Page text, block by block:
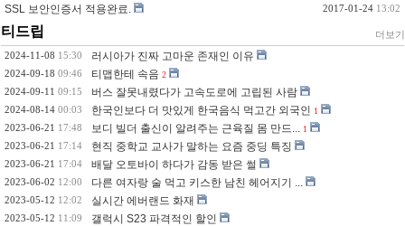
SSL 보안인증서 적용완료. 2017-01-24 13:02
티드립
2024-11-08 15:30 러시아가 진짜 고마운 존재인 이유
2024-09-18 09:46 티맵한테 속음 2
2024-09-11 09:15 버스 잘못내렸다가 고속도로에 고립된 사람
2024-08-14 00:03 한국인보다 더 맛있게 한국음식 먹고간 외국인 1
2023-06-21 17:48 보디 빌더 출신이 알려주는 근육질 몸 만드... 1
2023-06-21 17:14 현직 중학교 교사가 말하는 요즘 중딩 특징
2023-06-21 17:04 배달 오토바이 하다가 감동 받은 썰
2023-06-02 12:00 다른 여자랑 술 먹고 키스한 남친 헤어지기 ...
2023-05-12 12:02 실시간 에버랜드 화재
2023-05-12 11:09 갤럭시 S23 파격적인 할인
더보기